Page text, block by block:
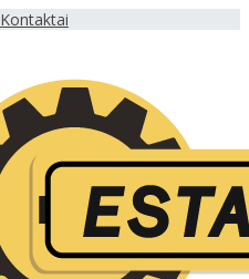
Kontaktai